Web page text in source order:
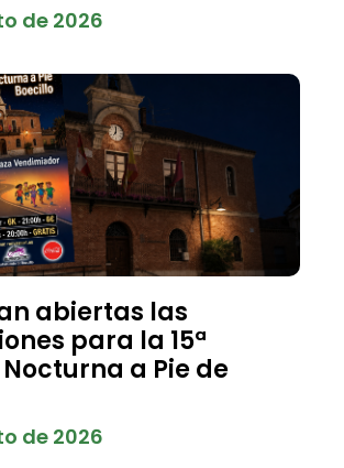
de 2026
abiertas las
para la 15ª
a Pie de
de 2026